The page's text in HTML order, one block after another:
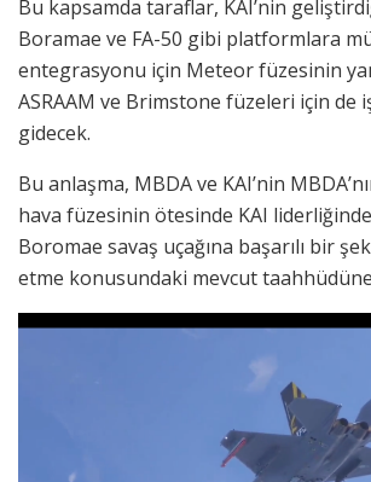
Bu kapsamda taraflar, KAI’nin
Boramae ve FA-50 gibi platformlara
entegrasyonu için Meteor füzesinin
ASRAAM ve Brimstone füzeleri için de
gidecek.
Bu anlaşma, MBDA ve KAI’nin
hava füzesinin ötesinde KAI
Boromae savaş uçağına başarılı bir
etme konusundaki mevcut